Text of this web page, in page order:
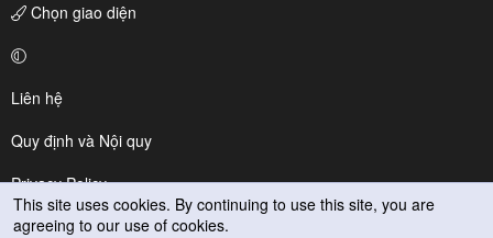
Chọn giao diện
Liên hệ
Quy định và Nội quy
Privacy Policy
Trợ giúp
This site uses cookies. By continuing to use this site, you are
agreeing to our use of cookies.